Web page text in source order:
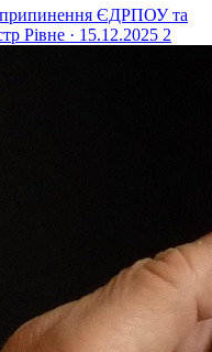
припинення ЄДРПОУ та
Рівне · 15.12.2025 2